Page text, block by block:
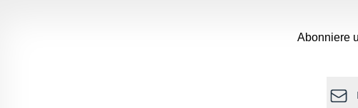
Abonniere